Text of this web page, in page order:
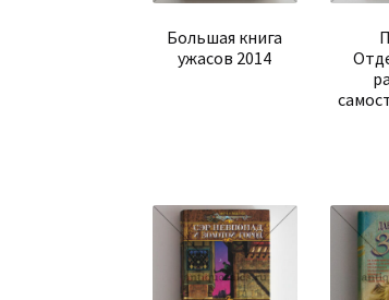
Большая книга
ужасов 2014